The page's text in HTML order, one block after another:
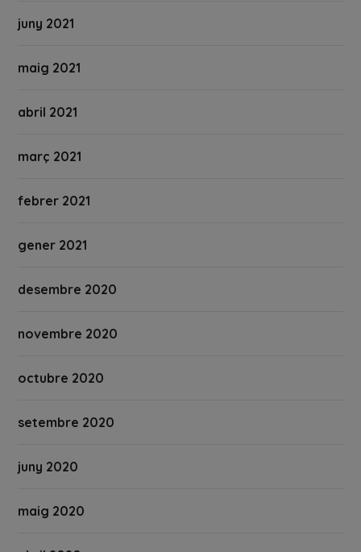
juny 2021
maig 2021
abril 2021
març 2021
febrer 2021
gener 2021
desembre 2020
novembre 2020
octubre 2020
setembre 2020
juny 2020
maig 2020